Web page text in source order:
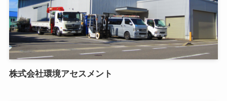
株式会社環境アセスメント